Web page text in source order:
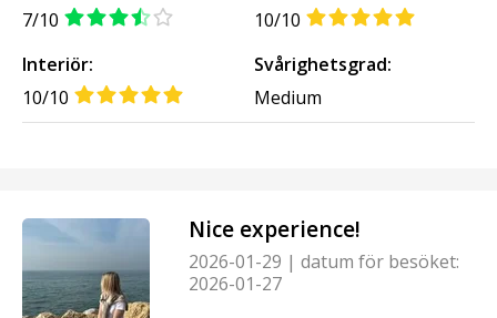
7/10
10/10
Interiör:
10/10
Svårighetsgrad:
Medium
Nice experience!
2026-01-29 | datum för besöket:
2026-01-27